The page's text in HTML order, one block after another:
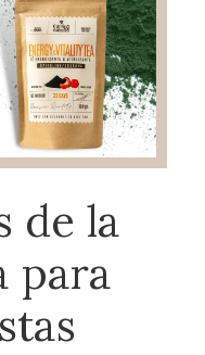
de la
para